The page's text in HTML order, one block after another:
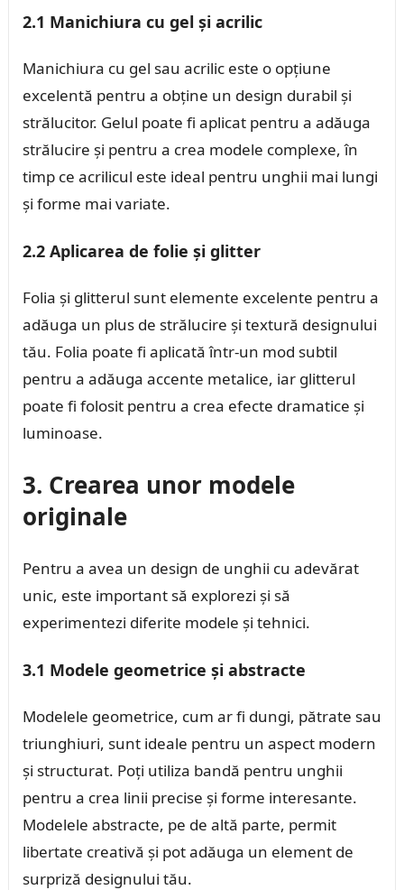
2.1 Manichiura cu gel și acrilic
Manichiura cu gel sau acrilic este o opțiune
excelentă pentru a obține un design durabil și
strălucitor. Gelul poate fi aplicat pentru a adăuga
strălucire și pentru a crea modele complexe, în
timp ce acrilicul este ideal pentru unghii mai lungi
și forme mai variate.
2.2 Aplicarea de folie și glitter
Folia și glitterul sunt elemente excelente pentru a
adăuga un plus de strălucire și textură designului
tău. Folia poate fi aplicată într-un mod subtil
pentru a adăuga accente metalice, iar glitterul
poate fi folosit pentru a crea efecte dramatice și
luminoase.
3. Crearea unor modele
originale
Pentru a avea un design de unghii cu adevărat
unic, este important să explorezi și să
experimentezi diferite modele și tehnici.
3.1 Modele geometrice și abstracte
Modelele geometrice, cum ar fi dungi, pătrate sau
triunghiuri, sunt ideale pentru un aspect modern
și structurat. Poți utiliza bandă pentru unghii
pentru a crea linii precise și forme interesante.
Modelele abstracte, pe de altă parte, permit
libertate creativă și pot adăuga un element de
surpriză designului tău.